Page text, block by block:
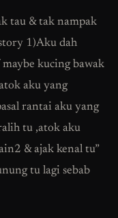
tau & tak nampak
1)Aku dah
kucing bawak
aku yang
rantai aku yang
tu ,atok aku
& ajak kenal tu”
tu lagi sebab